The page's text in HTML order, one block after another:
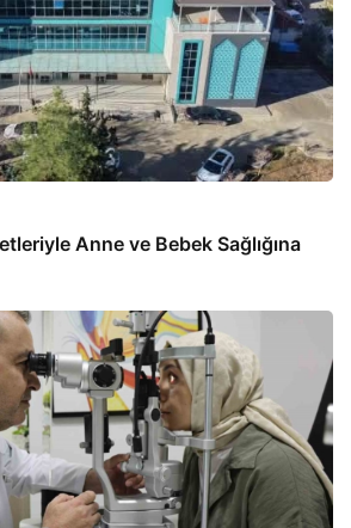
Anne ve Bebek Sağlığına